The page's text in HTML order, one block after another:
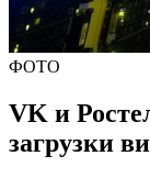
ФОТО
VK и
загрузки